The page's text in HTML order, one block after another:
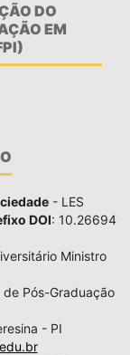
DO
EM
- LES
DOI: 10.26694
Ministro
Pós-Graduação
- PI